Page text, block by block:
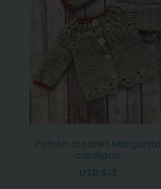
Patrón crochet Margarita
cardigan
USD $12